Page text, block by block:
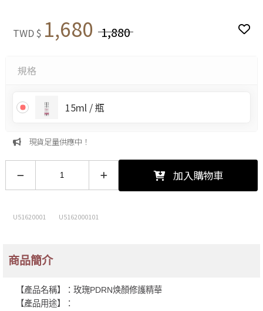
TWD $ 1,680 1,880
規格
15ml / 瓶
現貨足量供應中！
加入購物車
U51620001 U5162000101
商品簡介
【產品名稱】：玫瑰PDRN焕顏修護精華
【產品用途】：